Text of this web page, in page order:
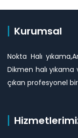
Kurumsal
Nokta Halı
Dikmen halı
çıkan profesyonel